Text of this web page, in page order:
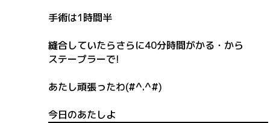
手術は1時間半
縫合していたらさらに40分時間がかる・から
ステープラーで!
あたし頑張ったわ(#^.^#)
今日のあたしよ